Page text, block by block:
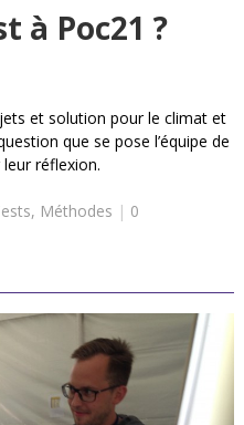
à Poc21 ?
et solution pour le climat et
que se pose l’équipe de
réflexion.
, Méthodes | 0